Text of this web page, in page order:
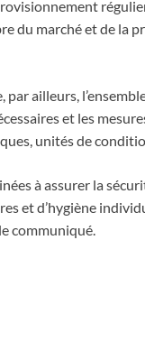
du marché et de la
par ailleurs,
et les
unités de
à assurer la
et d’hygiène
communiqué.